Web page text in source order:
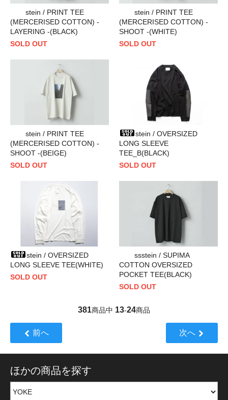
stein / PRINT TEE
(MERCERISED COTTON) -
LAYERING -(BLACK)
SOLD OUT
stein / PRINT TEE
(MERCERISED COTTON) -
SHOOT -(WHITE)
SOLD OUT
stein / PRINT TEE
(MERCERISED COTTON) -
SHOOT -(BEIGE)
SOLD OUT
stein / OVERSIZED
LONG SLEEVE
TEE_B(BLACK)
SOLD OUT
stein / OVERSIZED
LONG SLEEVE TEE(WHITE)
SOLD OUT
ssstein / SUPIMA
COTTON OVERSIZED
POCKET TEE(BLACK)
SOLD OUT
381商品中 13-24商品
前へ 次へ
ほかの商品を探す